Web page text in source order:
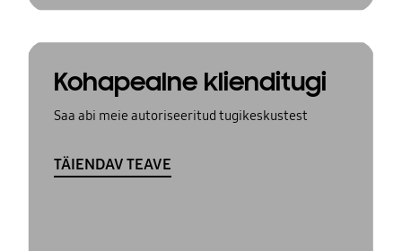
Kohapealne klienditugi
Saa abi meie autoriseeritud tugikeskustest
TÄIENDAV TEAVE